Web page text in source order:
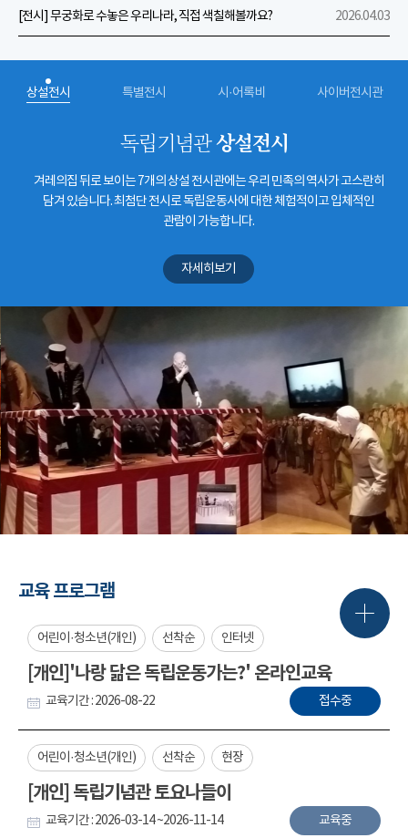
[전시] 무궁화로 수놓은 우리나라, 직접 색칠해볼까요?
2026.04.03
상설전시 특별전시 시·어록비 사이버전시관
독립기념관상설전시
겨레의집 뒤로 보이는 7개의 상설 전시관에는 우리 민족의 역사가 고스란히
담겨 있습니다. 최첨단 전시로 독립운동사에 대한 체험적이고 입체적인
관람이 가능합니다.
자세히보기
교육 프로그램
어린이·청소년(개인) 선착순 인터넷
[개인]'나랑 닮은 독립운동가는?' 온라인교육
교육기간 : 2026-08-22 접수중
어린이·청소년(개인) 선착순 현장
[개인] 독립기념관 토요나들이
교육기간 : 2026-03-14 ~2026-11-14 교육중